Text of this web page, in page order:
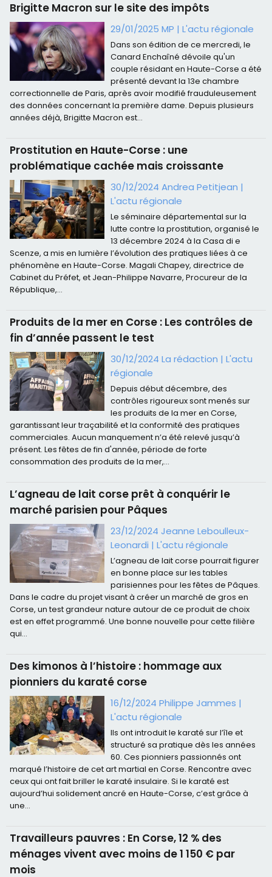
Brigitte Macron sur le site des impôts
29/01/2025 MP |L'actu régionale
Dans son édition de ce mercredi, le
Canard Enchaîné dévoile qu'un
couple résidant en Haute-Corse a été
présenté devant la 13e chambre
correctionnelle de Paris, après avoir modifié frauduleusement
des données concernant la première dame. Depuis plusieurs
années déjà, Brigitte Macron est...
Prostitution en Haute-Corse : une
problématique cachée mais croissante
30/12/2024 Andrea Petitjean |
L'actu régionale
Le séminaire départemental sur la
lutte contre la prostitution, organisé le
13 décembre 2024 à la Casa di e
Scenze, a mis en lumière l’évolution des pratiques liées à ce
phénomène en Haute-Corse. Magali Chapey, directrice de
Cabinet du Préfet, et Jean-Philippe Navarre, Procureur de la
République,...
Produits de la mer en Corse : Les contrôles de
fin d’année passent le test
30/12/2024 La rédaction |L'actu
régionale
Depuis début décembre, des
contrôles rigoureux sont menés sur
les produits de la mer en Corse,
garantissant leur traçabilité et la conformité des pratiques
commerciales. Aucun manquement n’a été relevé jusqu’à
présent. Les fêtes de fin d'année, période de forte
consommation des produits de la mer,...
L’agneau de lait corse prêt à conquérir le
marché parisien pour Pâques
23/12/2024 Jeanne Leboulleux-
Leonardi |L'actu régionale
L’agneau de lait corse pourrait figurer
en bonne place sur les tables
parisiennes pour les fêtes de Pâques.
Dans le cadre du projet visant à créer un marché de gros en
Corse, un test grandeur nature autour de ce produit de choix
est en effet programmé. Une bonne nouvelle pour cette filière
qui...
Des kimonos à l’histoire : hommage aux
pionniers du karaté corse
16/12/2024 Philippe Jammes |
L'actu régionale
Ils ont introduit le karaté sur l’île et
structuré sa pratique dès les années
60. Ces pionniers passionnés ont
marqué l’histoire de cet art martial en Corse. Rencontre avec
ceux qui ont fait briller le karaté insulaire. Si le karaté est
aujourd’hui solidement ancré en Haute-Corse, c’est grâce à
une...
Travailleurs pauvres : En Corse, 12 % des
ménages vivent avec moins de 1 150 € par
mois